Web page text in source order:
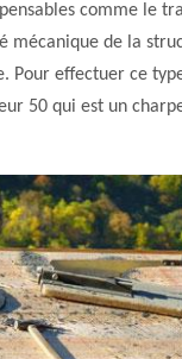
comme le
mécanique de la
Pour effectuer ce
50 qui est un